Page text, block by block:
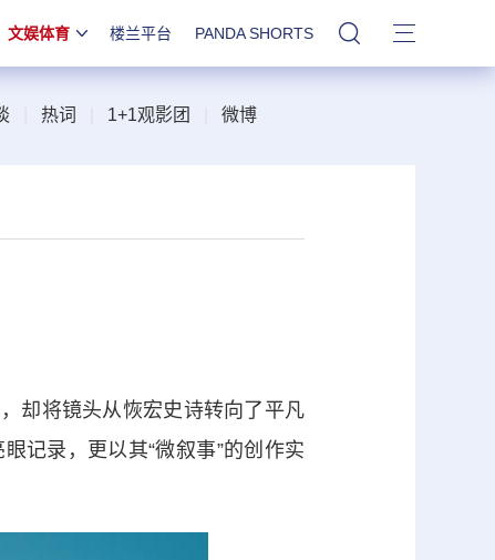
文娱体育 楼兰平台 PANDA SHORTS 站内搜索
热词 1+1观影团 微博
却将镜头从恢宏史诗转向了平凡
记录，更以其“微叙事”的创作实